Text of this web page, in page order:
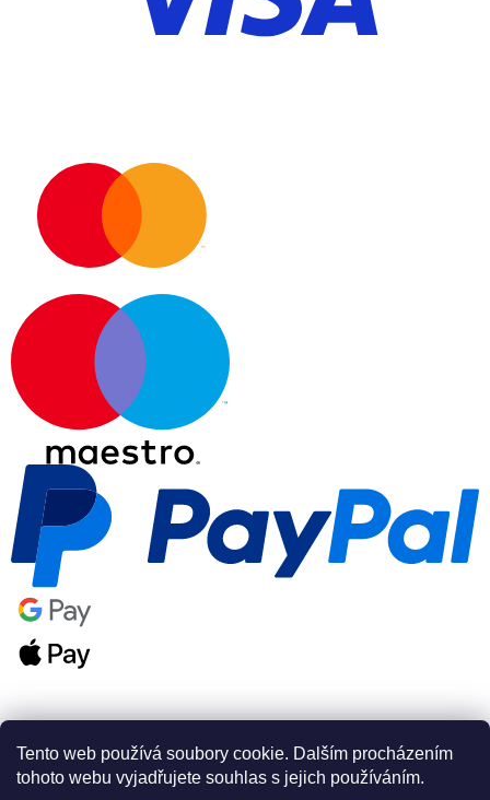
Tento web používá soubory cookie. Dalším procházením
tohoto webu vyjadřujete souhlas s jejich používáním.
Vytvořil Shoptet Premium